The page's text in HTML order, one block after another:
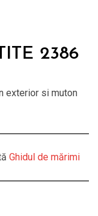
2386
exterior si muton
Ghidul de mărimi